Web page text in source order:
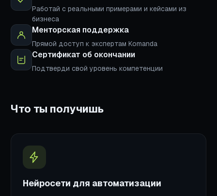
Работай с реальными примерами и кейсами из
бизнеса
Менторская поддержка
Прямой доступ к экспертам Komanda
Сертификат об окончании
Подтверди свой уровень компетенции
Что ты получишь
Нейросети для автоматизации